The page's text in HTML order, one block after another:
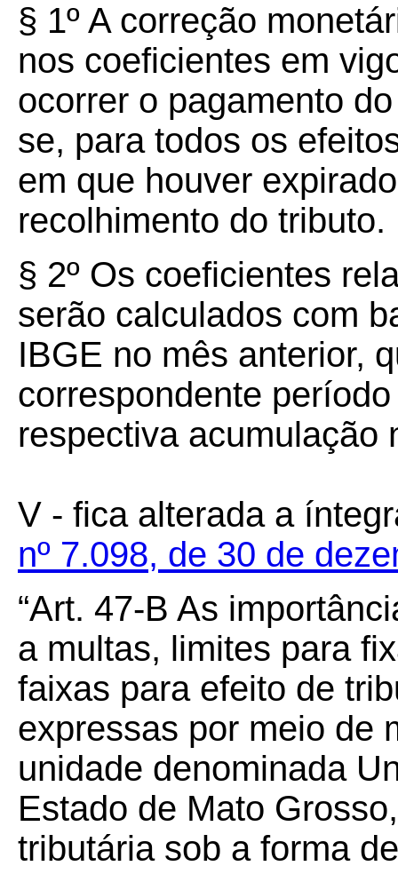
§ 1º A correção
nos coeficientes em
ocorrer o pagamento
se, para todos os
em que houver
recolhimento do tributo.
§ 2º Os coeficientes
serão calculados com
IBGE no mês anterior,
correspondente
respectiva acumulação
V - fica alterada a
nº 7.098, de 30 de
“Art. 47-B As
a multas, limites para
faixas para efeito de
expressas por meio de
unidade denominada
Estado de Mato
tributária sob a forma